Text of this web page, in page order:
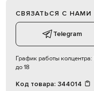
СВЯЗАТЬСЯ С НАМИ
Telegram
График работы колцентра:
до 18
Код товара: 344014